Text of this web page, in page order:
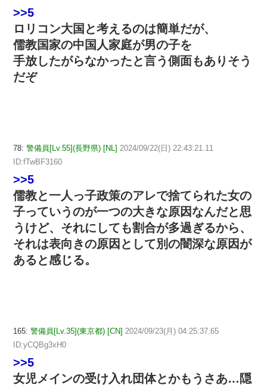
>>5
ロリコン大国と考えるのは簡単だが、
儒教国家の中国人家庭が男の子を
手放したがらなかったと言う側面もありそう
だぞ
78: 警備員[Lv.55](長野県) [NL] 2024/09/22(日) 22:43:21.11
ID:fTwBF3160
>>5
儒教と一人っ子政策のアレで捨てられた女の
子っていうのが一つの大きな原因なんだと思
うけど、それにしても割合が多過ぎるから、
それは表向きの原因として別の闇深な原因が
あると感じる。
165: 警備員[Lv.35](東京都) [CN] 2024/09/23(月) 04:25:37.65
ID:yCQBg3xH0
>>5
女児メインの受け入れ団体とかもうさあ…隠